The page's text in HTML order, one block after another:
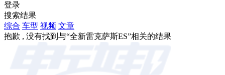
登录
搜索结果
综合 车型 视频 文章
抱歉 , 没有找到与“全新雷克萨斯ES”相关的结果